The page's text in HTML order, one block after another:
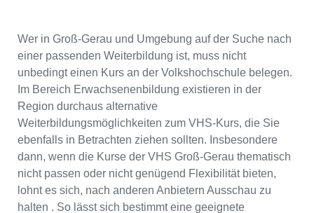
Wer in Groß-Gerau und Umgebung auf der Suche nach
einer passenden Weiterbildung ist, muss nicht
unbedingt einen Kurs an der Volkshochschule belegen.
Im Bereich Erwachsenenbildung existieren in der
Region durchaus alternative
Weiterbildungsmöglichkeiten zum VHS-Kurs, die Sie
ebenfalls in Betrachten ziehen sollten. Insbesondere
dann, wenn die Kurse der VHS Groß-Gerau thematisch
nicht passen oder nicht genügend Flexibilität bieten,
lohnt es sich, nach anderen Anbietern Ausschau zu
halten . So lässt sich bestimmt eine geeignete